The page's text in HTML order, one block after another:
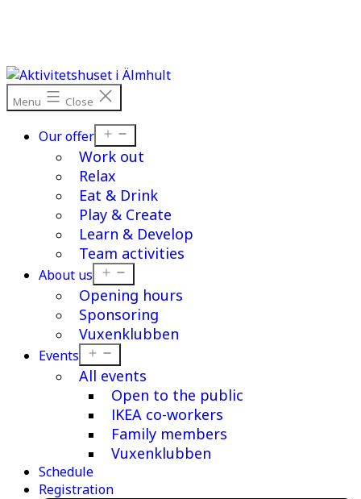
Menu Close
Our offer
menu
Work out
Relax
Eat & Drink
Play & Create
Learn & Develop
Team activities
About us
menu
Opening hours
Sponsoring
Vuxenklubben
Events
menu
All events
Open to the public
IKEA co-workers
Family members
Vuxenklubben
Schedule
Registration